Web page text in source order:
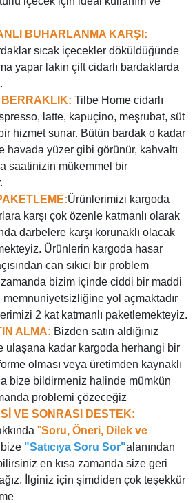
BUHARLANMA KARŞI:
sıcak içecekler döküldüğünde
yapar lakin çift cidarlı bardaklarda
BERRAKLIK: Tilbe Home cidarlı
latte, kapuçino, meşrubat, süt
hizmet sunar. Bütün bardak o kadar
havada yüzer gibi görünür, kahvaltı
saatinizin mükemmel bir
Ürünlerimizi kargoda
karşı çok özenle katmanlı olarak
darbelere karşı korunaklı olacak
Ürünlerin kargoda hasar
can sıkıcı bir problem
bizim içinde ciddi bir maddi
memnuniyetsizliğine yol açmaktadır
2 kat katmanlı paketlemekteyiz.
ALMA: Bizden satın aldığınız
ulaşana kadar kargoda herhangi bir
olması veya üretimden kaynaklı
bize bildirmeniz halinde mümkün
problemi çözeceğiz
VE SONRASI DESTEK:
"Soru, Öneri, Dilek ve
bize "Satıcıya Soru Sor"alanından
en kısa zamanda size geri
İlginiz için şimdiden çok teşekkür